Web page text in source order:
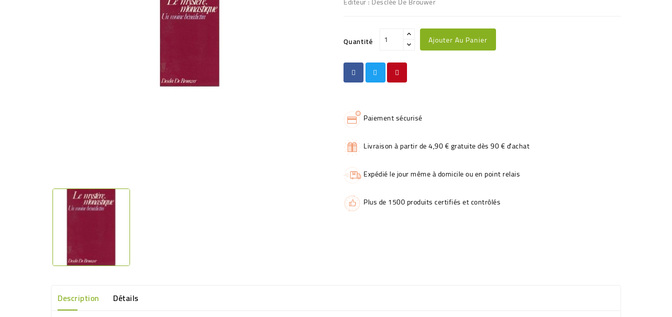
Quantité Ajouter Au Panier
Paiement sécurisé
Livraison à partir de 4,90 € gratuite dès 90 € d'achat
Expédié le jour même à domicile ou en point relais
Plus de 1500 produits certifiés et contrôlés
Description Détails